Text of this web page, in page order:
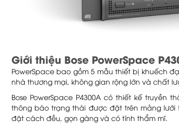
Giới thiệu Bose PowerSpace
PowerSpace bao gồm 5 mẫu thiết bị khuếch
nhà thương mại, không gian rộng lớn và chất
Bose PowerSpace P4300A có thiết kế
thông báo trạng thái được đặt trên mảng
đặt cách đều, gọn gàng và có tính thẩm mĩ.